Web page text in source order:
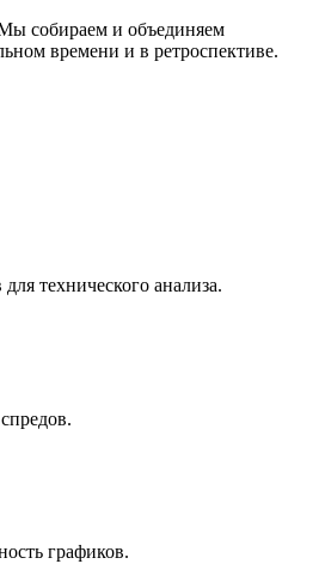
собираем и объединяем
времени и в ретроспективе.
технического анализа.
графиков.